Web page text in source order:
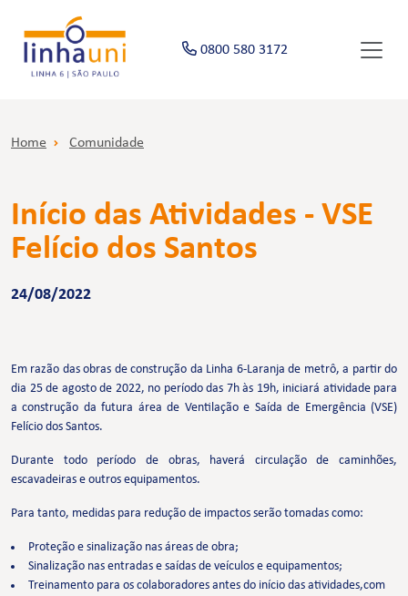
0800 580 3172
Home Comunidade
Início das Atividades - VSE
Felício dos Santos
24/08/2022
Em razão das obras de construção da Linha 6-Laranja de metrô, a partir do
dia 25 de agosto de 2022, no período das 7h às 19h, iniciará atividade para
a construção da futura área de Ventilação e Saída de Emergência (VSE)
Felício dos Santos.
Durante todo período de obras, haverá circulação de caminhões,
escavadeiras e outros equipamentos.
Para tanto, medidas para redução de impactos serão tomadas como:
Proteção e sinalização nas áreas de obra;
Sinalização nas entradas e saídas de veículos e equipamentos;
Treinamento para os colaboradores antes do início das atividades,com